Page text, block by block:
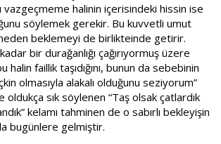
vazgeçmeme halinin içerisindeki hissin ise
söylemek gerekir. Bu kuvvetli umut
beklemeyi de birlikteinde getirir.
bir durağanlığı çağırıyormuş üzere
faillik taşıdığını, bunun da sebebinin
olmasıyla alakalı olduğunu seziyorum”
sık söylenen “Taş olsak çatlardık
kelamı tahminen de o sabırlı bekleyişin
bugünlere gelmiştir.